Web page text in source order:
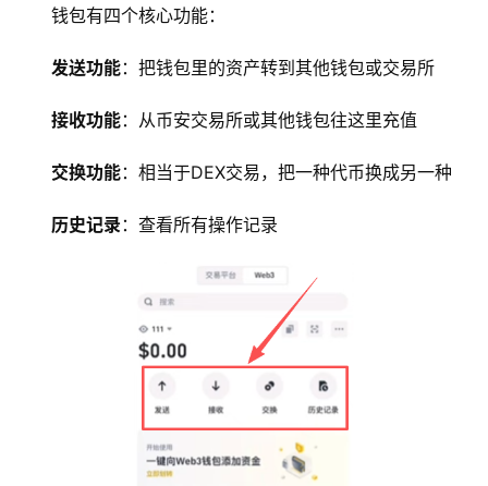
钱包有四个核心功能：
发送功能：把钱包里的资产转到其他钱包或交易所
接收功能：从币安交易所或其他钱包往这里充值
交换功能：相当于DEX交易，把一种代币换成另一种
历史记录 ：查看所有操作记录